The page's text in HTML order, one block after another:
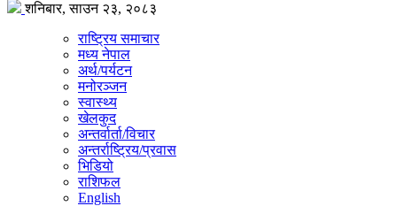
शनिबार, साउन २३, २०८३
राष्ट्रिय समाचार
मध्य नेपाल
अर्थ/पर्यटन
मनोरञ्जन
स्वास्थ्य
खेलकुद
अन्तर्वार्ता/विचार
अन्तर्राष्ट्रिय/प्रवास
भिडियो
राशिफल
English